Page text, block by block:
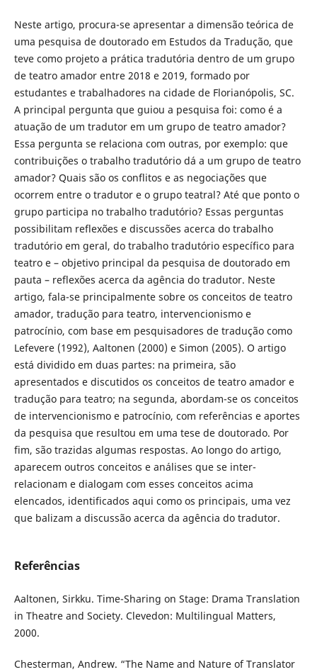
Neste artigo, procura-se apresentar a dimensão teórica de
uma pesquisa de doutorado em Estudos da Tradução, que
teve como projeto a prática tradutória dentro de um grupo
de teatro amador entre 2018 e 2019, formado por
estudantes e trabalhadores na cidade de Florianópolis, SC.
A principal pergunta que guiou a pesquisa foi: como é a
atuação de um tradutor em um grupo de teatro amador?
Essa pergunta se relaciona com outras, por exemplo: que
contribuições o trabalho tradutório dá a um grupo de teatro
amador? Quais são os conflitos e as negociações que
ocorrem entre o tradutor e o grupo teatral? Até que ponto o
grupo participa no trabalho tradutório? Essas perguntas
possibilitam reflexões e discussões acerca do trabalho
tradutório em geral, do trabalho tradutório específico para
teatro e – objetivo principal da pesquisa de doutorado em
pauta – reflexões acerca da agência do tradutor. Neste
artigo, fala-se principalmente sobre os conceitos de teatro
amador, tradução para teatro, intervencionismo e
patrocínio, com base em pesquisadores de tradução como
Lefevere (1992), Aaltonen (2000) e Simon (2005). O artigo
está dividido em duas partes: na primeira, são
apresentados e discutidos os conceitos de teatro amador e
tradução para teatro; na segunda, abordam-se os conceitos
de intervencionismo e patrocínio, com referências e aportes
da pesquisa que resultou em uma tese de doutorado. Por
fim, são trazidas algumas respostas. Ao longo do artigo,
aparecem outros conceitos e análises que se inter-
relacionam e dialogam com esses conceitos acima
elencados, identificados aqui como os principais, uma vez
que balizam a discussão acerca da agência do tradutor.
Referências
Aaltonen, Sirkku. Time-Sharing on Stage: Drama Translation
in Theatre and Society. Clevedon: Multilingual Matters,
2000.
Chesterman, Andrew. “The Name and Nature of Translator